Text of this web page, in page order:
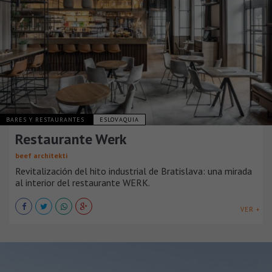
BARES Y RESTAURANTES ESLOVAQUIA
Restaurante Werk
beef architekti
Revitalización del hito industrial de Bratislava: una mirada
al interior del restaurante WERK.
VER +